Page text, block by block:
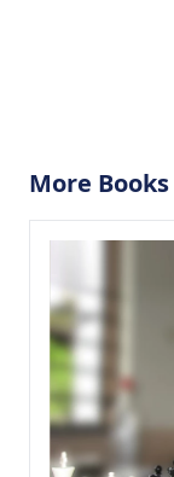
More Books